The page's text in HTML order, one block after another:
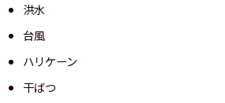
洪水
台風
ハリケーン
干ばつ